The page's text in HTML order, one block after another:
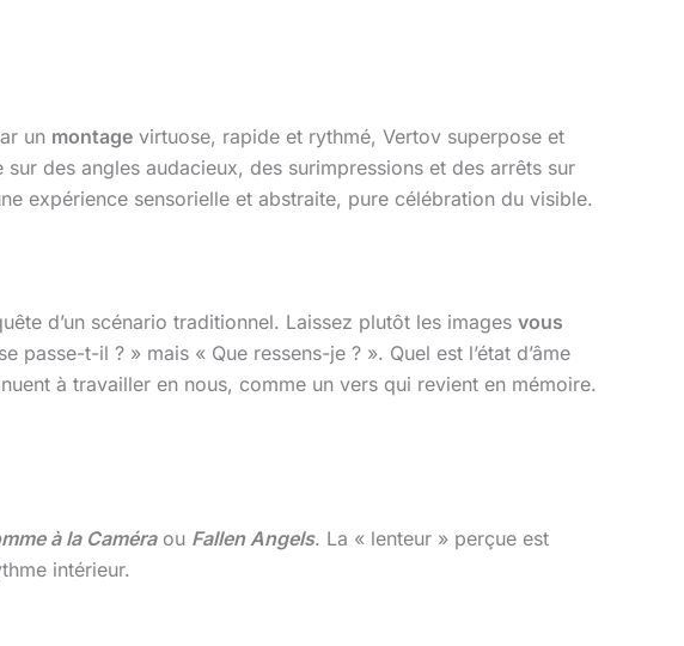
un montage virtuose, rapide et rythmé, Vertov superpose et
sur des angles audacieux, des surimpressions et des arrêts sur
expérience sensorielle et abstraite, pure célébration du visible.
d’un scénario traditionnel. Laissez plutôt les images vous
t-il ? » mais « Que ressens-je ? ». Quel est l’état d’âme
à travailler en nous, comme un vers qui revient en mémoire.
à la Caméraou Fallen Angels. La « lenteur » perçue est
intérieur.